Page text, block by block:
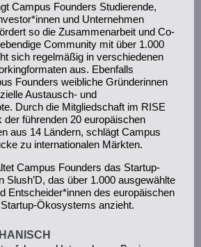
Campus Founders Studierende,
und Unternehmen
so die Zusammenarbeit und Co-
Community mit über 1.000
sich regelmäßig in verschiedenen
aus. Ebenfalls
Founders weibliche Gründerinnen
Austausch- und
Durch die Mitgliedschaft im RISE
der führenden 20 europäischen
aus 14 Ländern, schlägt Campus
zu internationalen Märkten.
Campus Founders das Startup-
Slush’D, das über 1.000 ausgewählte
Entscheider*innen des europäischen
Ökosystems anzieht.